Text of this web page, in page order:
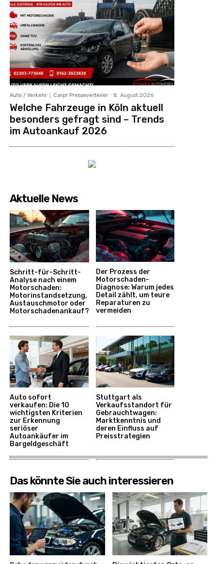
Auto / Verkehr Carpr Presseverteiler - 8. August 2026
Welche Fahrzeuge in Köln aktuell
besonders gefragt sind – Trends
im Autoankauf 2026
Aktuelle News
Schritt-für-Schritt-
Analyse nach einem
Motorschaden:
Motorinstandsetzung,
Austauschmotor oder
Motorschadenankauf?
Der Prozess der
Motorschaden-
Diagnose: Warum jedes
Detail zählt, um teure
Reparaturen zu
vermeiden
Auto sofort
verkaufen: Die 10
wichtigsten Kriterien
zur Erkennung
seriöser
Autoankäufer im
Bargeldgeschäft
Stuttgart als
Verkaufsstandort für
Gebrauchtwagen:
Marktkenntnis und
deren Einfluss auf
Preisstrategien
Das könnte Sie auch interessieren